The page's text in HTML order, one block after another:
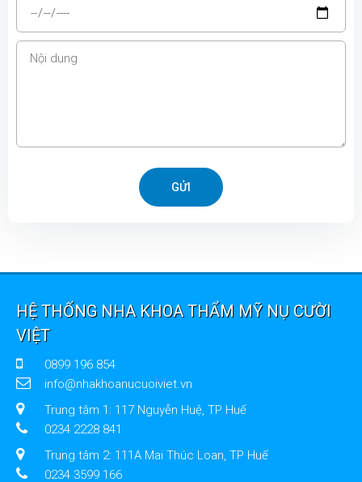
GỬI
HỆ THỐNG NHA KHOA THẨM MỸ NỤ CƯỜI
VIỆT
0899 196 854
info@nhakhoanucuoiviet.vn
Trung tâm 1: 117 Nguyễn Huệ, TP Huế
0234 2228 841
Trung tâm 2: 111A Mai Thúc Loan, TP Huế
0234 3599 166